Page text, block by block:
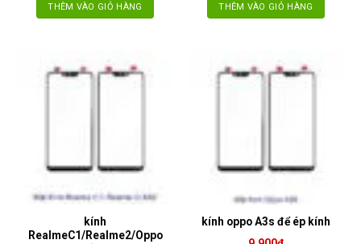
THÊM VÀO GIỎ HÀNG THÊM VÀO GIỎ HÀNG
kính
RealmeC1/Realme2/Oppo
kính oppo A3s để ép kính